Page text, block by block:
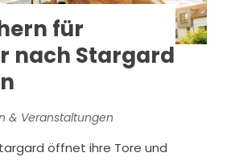
für
nach Stargard
& Veranstaltungen
öffnet ihre Tore und